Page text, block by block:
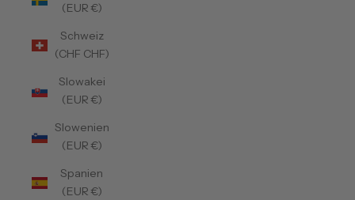
(EUR €)
Schweiz
(CHF CHF)
Slowakei
(EUR €)
Slowenien
(EUR €)
Spanien
(EUR €)